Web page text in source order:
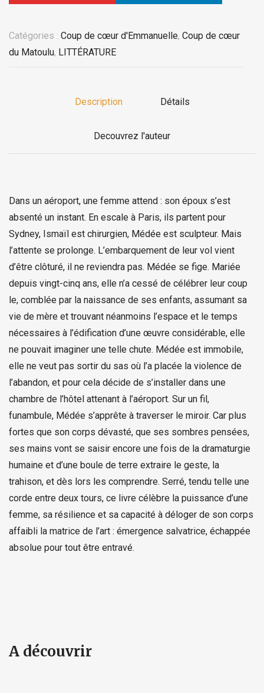
Catégories : Coup de cœur d'Emmanuelle, Coup de cœur
du Matoulu, LITTÉRATURE
Description Détails
Decouvrez l'auteur
Dans un aéroport, une femme attend : son époux s’est
absenté un instant. En escale à Paris, ils partent pour
Sydney, Ismaïl est chirurgien, Médée est sculpteur. Mais
l’attente se prolonge. L’embarquement de leur vol vient
d’être clôturé, il ne reviendra pas. Médée se fige. Mariée
depuis vingt-cinq ans, elle n’a cessé de célébrer leur coup
le, comblée par la naissance de ses enfants, assumant sa
vie de mère et trouvant néanmoins l’espace et le temps
nécessaires à l’édification d’une œuvre considérable, elle
ne pouvait imaginer une telle chute. Médée est immobile,
elle ne veut pas sortir du sas où l’a placée la violence de
l’abandon, et pour cela décide de s’installer dans une
chambre de l’hôtel attenant à l’aéroport. Sur un fil,
funambule, Médée s’apprête à traverser le miroir. Car plus
fortes que son corps dévasté, que ses sombres pensées,
ses mains vont se saisir encore une fois de la dramaturgie
humaine et d’une boule de terre extraire le geste, la
trahison, et dès lors les comprendre. Serré, tendu telle une
corde entre deux tours, ce livre célèbre la puissance d’une
femme, sa résilience et sa capacité à déloger de son corps
affaibli la matrice de l’art : émergence salvatrice, échappée
absolue pour tout être entravé.
A découvrir